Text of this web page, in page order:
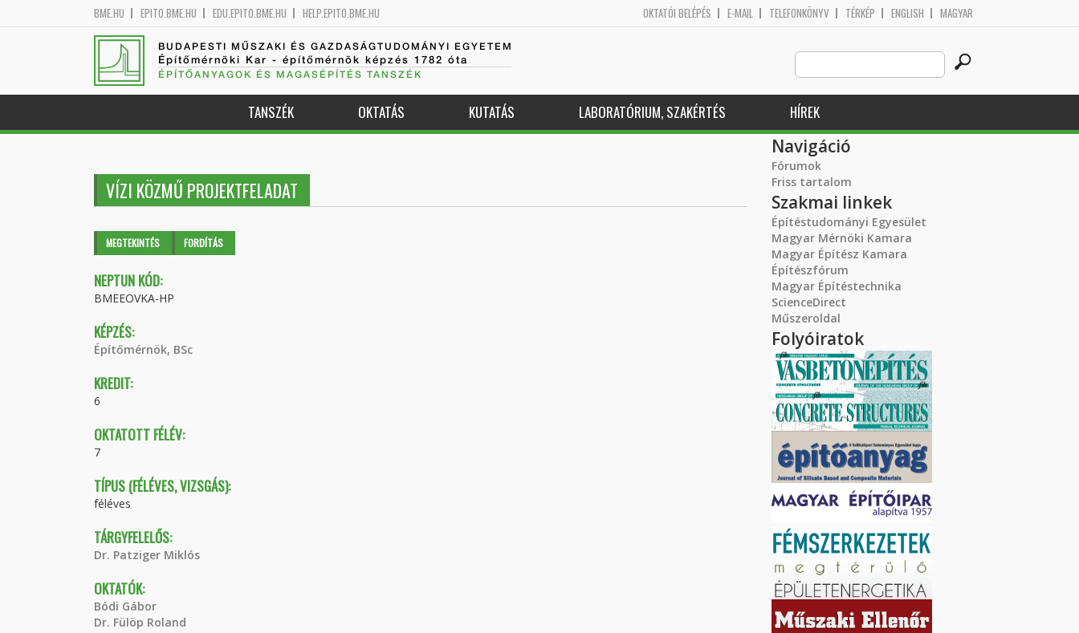
BME.HU EPITO.BME.HU EDU.EPITO.BME.HU HELP.EPITO.BME.HU OKTATÓI BELÉPÉS E-MAIL TELEFONKÖNYV TÉRKÉP ENGLISH MAGYAR
BUDAPESTI MŰSZAKI ÉS GAZDASÁGTUDOMÁNYI EGYETEM
Építőmérnöki Kar - építőmérnök képzés 1782 óta
ÉPÍTŐANYAGOK ÉS MAGASÉPÍTÉS TANSZÉK
Search
this
site
TANSZÉK OKTATÁS KUTATÁS LABORATÓRIUM, SZAKÉRTÉS HÍREK
VÍZI KÖZMŰ PROJEKTFELADAT
Elsődleges fülek
MEGTEKINTÉS (AKTÍVFORDÍTÁS
NEPTUN KÓD:
BMEEOVKA-HP
KÉPZÉS:
Építőmérnök, BSc
KREDIT:
6
OKTATOTT FÉLÉV:
7
TÍPUS (FÉLÉVES, VIZSGÁS):
féléves
TÁRGYFELELŐS:
Dr. Patziger Miklós
OKTATÓK:
Bódi Gábor
Dr. Fülöp Roland
Navigáció
Fórumok
Friss tartalom
Szakmai linkek
Építéstudományi Egyesület
Magyar Mérnöki Kamara
Magyar Építész Kamara
Építészfórum
Magyar Építéstechnika
ScienceDirect
Műszeroldal
Folyóiratok